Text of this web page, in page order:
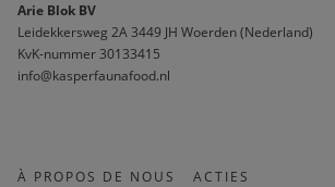
Arie Blok BV
Leidekkersweg 2A 3449 JH Woerden (Nederland)
KvK-nummer 30133415
info@kasperfaunafood.nl
À PROPOS DE NOUS ACTIES